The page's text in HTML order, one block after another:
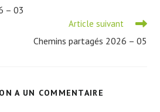
– 03
Article suivant
Chemins partagés 2026 – 05
A UN COMMENTAIRE